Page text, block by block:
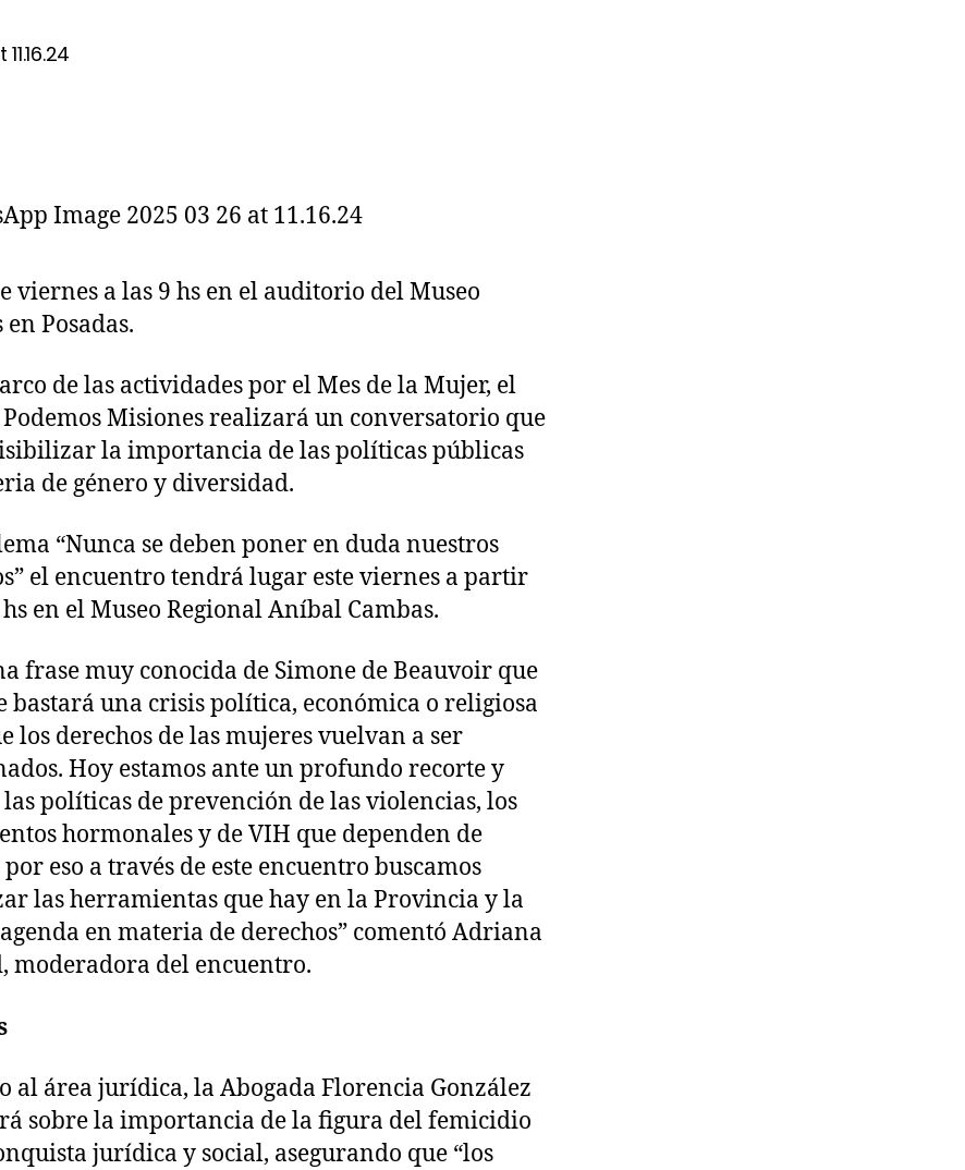
viernes a las 9 hs en el auditorio del Museo
en Posadas.
de las actividades por el Mes de la Mujer, el
Podemos Misiones realizará un conversatorio que
la importancia de las políticas públicas
de género y diversidad.
“Nunca se deben poner en duda nuestros
el encuentro tendrá lugar este viernes a partir
hs en el Museo Regional Aníbal Cambas.
frase muy conocida de Simone de Beauvoir que
bastará una crisis política, económica o religiosa
los derechos de las mujeres vuelvan a ser
Hoy estamos ante un profundo recorte y
las políticas de prevención de las violencias, los
hormonales y de VIH que dependen de
eso a través de este encuentro buscamos
las herramientas que hay en la Provincia y la
en materia de derechos” comentó Adriana
moderadora del encuentro.
al área jurídica, la Abogada Florencia González
sobre la importancia de la figura del femicidio
jurídica y social, asegurando que “los